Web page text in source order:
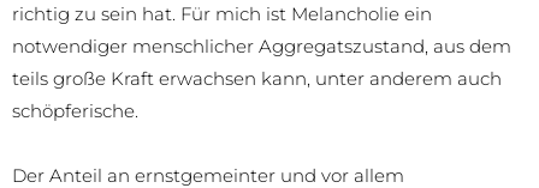
richtig zu sein hat. Für mich ist Melancholie ein
notwendiger menschlicher Aggregatszustand, aus dem
teils große Kraft erwachsen kann, unter anderem auch
schöpferische.
Der Anteil an ernstgemeinter und vor allem